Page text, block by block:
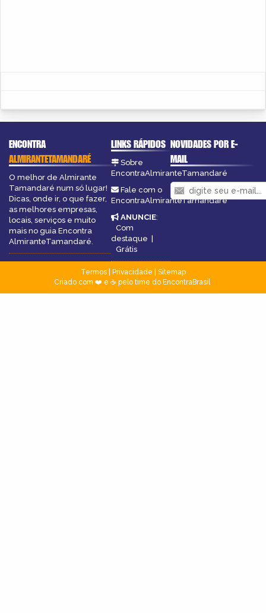
ENCONTRA
ALMIRANTETAMANDARÉ
O melhor de Almirante
Tamandaré num só lugar!
Dicas, onde ir, o que fazer,
as melhores empresas,
locais, serviços e muito
mais no guia Encontra
AlmiranteTamandaré.
LINKS RÁPIDOS
Sobre
EncontraAlmiranteTamandaré
Fale com o
EncontraAlmiranteTamandaré
ANUNCIE:
Com
destaque |
Grátis
NOVIDADES POR E-
MAIL
Termos| Privacidade
Sitemap
Criado com ❤️ e ☕ pelo time do EncontraBrasil